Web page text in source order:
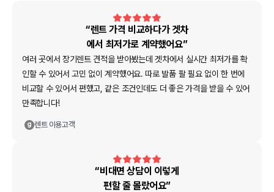
“렌트 가격 비교하다가 겟차
에서 최저가로 계약했어요”
여러 곳에서 장기렌트 견적을 받아봤는데 겟차에서 실시간 최저가를 확
인할 수 있어서 고민 없이 계약했어요. 따로 발품 팔 필요 없이 한 번에
비교할 수 있어서 편했고, 같은 조건인데도 더 좋은 가격을 받을 수 있어
만족합니다!
렌트 이용고객
“비대면 상담이 이렇게
편할 줄 몰랐어요”